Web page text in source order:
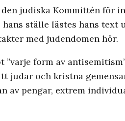
judiska Kommittén
ställe lästes hans
med judendomen hör.
form av
judar och kristna
av pengar, extrem